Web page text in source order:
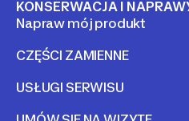
KONSERWACJA I
Napraw mój produkt
CZĘŚCI ZAMIENNE
USŁUGI SERWISU